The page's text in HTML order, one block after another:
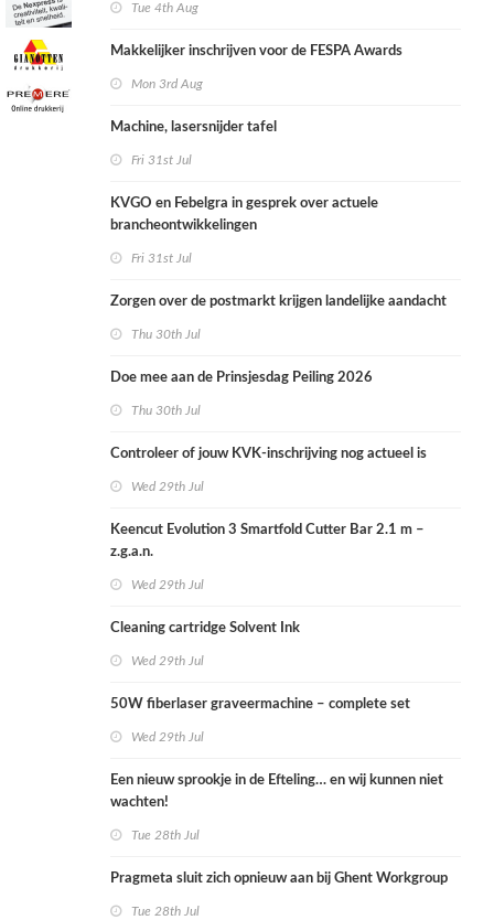
Tue 4th Aug
Makkelijker inschrijven voor de FESPA Awards
Mon 3rd Aug
Machine, lasersnijder tafel
Fri 31st Jul
KVGO en Febelgra in gesprek over actuele
brancheontwikkelingen
Fri 31st Jul
Zorgen over de postmarkt krijgen landelijke aandacht
Thu 30th Jul
Doe mee aan de Prinsjesdag Peiling 2026
Thu 30th Jul
Controleer of jouw KVK-inschrijving nog actueel is
Wed 29th Jul
Keencut Evolution 3 Smartfold Cutter Bar 2.1 m –
z.g.a.n.
Wed 29th Jul
Cleaning cartridge Solvent Ink
Wed 29th Jul
50W fiberlaser graveermachine – complete set
Wed 29th Jul
Een nieuw sprookje in de Efteling… en wij kunnen niet
wachten!
Tue 28th Jul
Pragmeta sluit zich opnieuw aan bij Ghent Workgroup
Tue 28th Jul